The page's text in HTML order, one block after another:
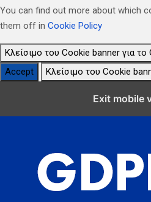
You can find out more about which
them off in Cookie Policy
Κλείσιμο του Cookie banner για το
Accept
Κλείσιμο του Cookie
Exit mobile